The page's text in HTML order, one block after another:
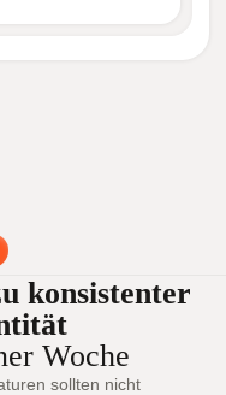
konsistenter
Woche
sollten nicht